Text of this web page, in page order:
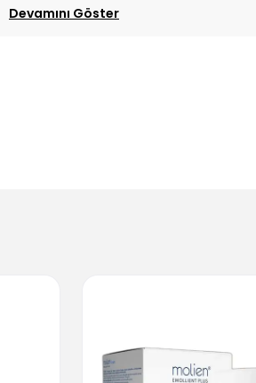
Devamını Göster